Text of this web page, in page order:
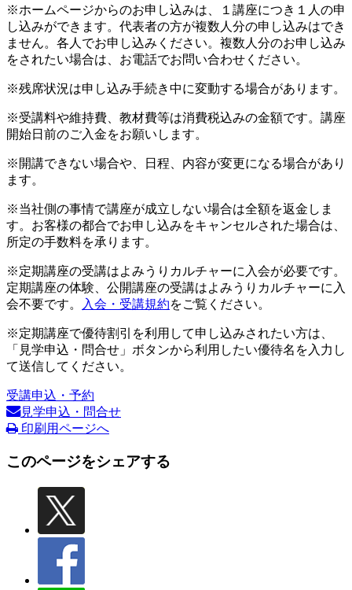
※ホームページからのお申し込みは、１講座につき１人の申
し込みができます。代表者の方が複数人分の申し込みはでき
ません。各人でお申し込みください。複数人分のお申し込み
をされたい場合は、お電話でお問い合わせください。
※残席状況は申し込み手続き中に変動する場合があります。
※受講料や維持費、教材費等は消費税込みの金額です。講座
開始日前のご入金をお願いします。
※開講できない場合や、日程、内容が変更になる場合があり
ます。
※当社側の事情で講座が成立しない場合は全額を返金しま
す。お客様の都合でお申し込みをキャンセルされた場合は、
所定の手数料を承ります。
※定期講座の受講はよみうりカルチャーに入会が必要です。
定期講座の体験、公開講座の受講はよみうりカルチャーに入
会不要です。
入会・受講規約をご覧ください。
※定期講座で優待割引を利用して申し込みされたい方は、
「見学申込・問合せ」ボタンから利用したい優待名を入力し
て送信してください。
受講申込・予約
見学申込・問合せ
印刷用ページへ
このページをシェアする